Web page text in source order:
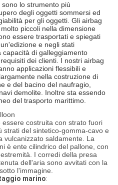
lo strumento più
degli oggetti sommersi ed
per gli oggetti. Gli airbag
piccoli nella dimensione
essere trasportati e spiegati
e negli stati
di galleggiamento
dei clienti. I nostri airbag
applicazioni flessibili e
nella costruzione di
e del bacino del naufragio,
demolite. Inoltre sta essendo
del trasporto marittimo.
costruita con strato fuori
strati del sintetico-gomma-cavo e
vulcanizzato saldamente. La
è ente cilindrico del pallone, con
I corredi della presa
dell'aria sono avvitati con la
l'immagine.
marino: